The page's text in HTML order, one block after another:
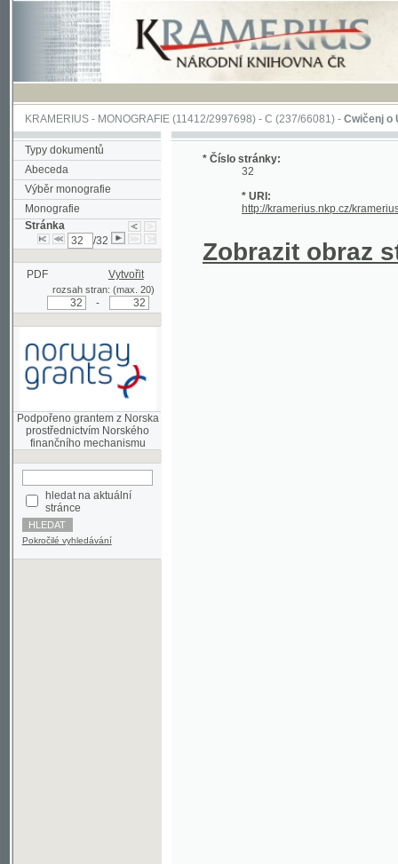
KRAMERIUS-MONOGRAFIE(11412/2997698) -C (237/66081)-Cwičenj o
Typy dokumentů
Abeceda
Výběr monografie
Monografie
Stránka
/32
PDF Vytvořit
rozsah stran: (max. 20)
Podpořeno grantem z Norska
prostřednictvím Norského
hledat na aktuální
stránce
Pokročilé vyhledávání
* Číslo stránky:
32
* URI:
http://kramerius.nkp.cz/kramerius/